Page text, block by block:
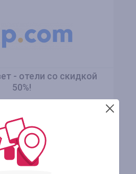
- отели со скидкой
50%!
4 месяца
НЕ ТРЕБУЕТСЯ